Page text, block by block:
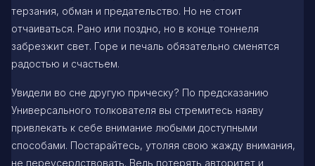
терзания, обман и предательство. Но не стоит
отчаиваться. Рано или поздно, но в конце тоннеля
забрезжит свет. Горе и печаль обязательно сменятся
радостью и счастьем.
Увидели во сне другую прическу? По предсказанию
Универсального толкователя вы стремитесь наяву
привлекать к себе внимание любыми доступными
способами. Постарайтесь, утоляя свою жажду внимания,
не переусердствовать. Ведь потерять авторитет и